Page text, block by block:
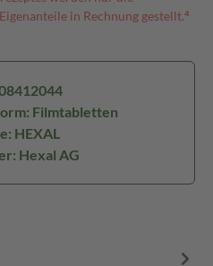
in Rechnung gestellt.⁴
Filmtabletten
HEXAL
Hexal AG